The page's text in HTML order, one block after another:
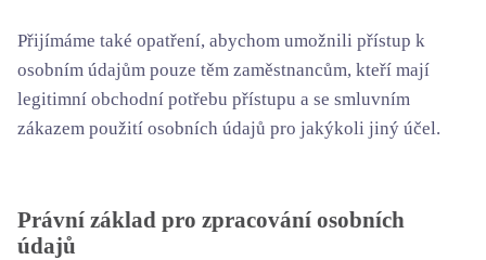
Přijímáme také opatření, abychom umožnili přístup k
osobním údajům pouze těm zaměstnancům, kteří mají
legitimní obchodní potřebu přístupu a se smluvním
zákazem použití osobních údajů pro jakýkoli jiný účel.
Právní základ pro zpracování osobních
údajů